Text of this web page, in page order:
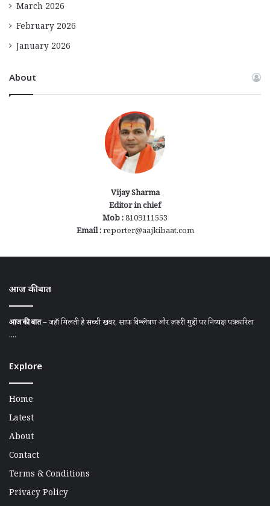
March 2026
February 2026
January 2026
About
Vijay Sharma
Editor in chief
Mob :8109111553
Email :reporter@aajkibaat.com
आज की बात
आज की बात– जहाँ मिलती है सच्ची खबर, साफ़ विश्लेषण और ज़रूरी मुद्दों पर निष्पक्ष पत्रकारिता
....
Explore
Home
Latest
About
Contact
Terms & Conditions
Privacy Policy